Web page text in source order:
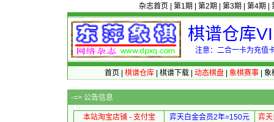
杂志首页 第1期 第2期 第3期 第4期
棋谱仓库
注意：二合一卡为充值
首页 棋谱仓库| 棋谱下载| 动态棋盘| 象棋赛事| 象
-=> 公告信息
本站淘宝店铺 - 支付宝 弈天白金会员2年=150元
弈